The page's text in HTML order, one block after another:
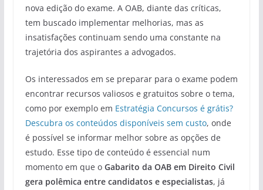
nova edição do exame. A OAB, diante das críticas,
tem buscado implementar melhorias, mas as
insatisfações continuam sendo uma constante na
trajetória dos aspirantes a advogados.
Os interessados em se preparar para o exame podem
encontrar recursos valiosos e gratuitos sobre o tema,
como por exemplo em Estratégia Concursos é grátis?
Descubra os conteúdos disponíveis sem custo, onde
é possível se informar melhor sobre as opções de
estudo. Esse tipo de conteúdo é essencial num
momento em que o Gabarito da OAB em Direito Civil
gera polêmica entre candidatos e especialistas, já